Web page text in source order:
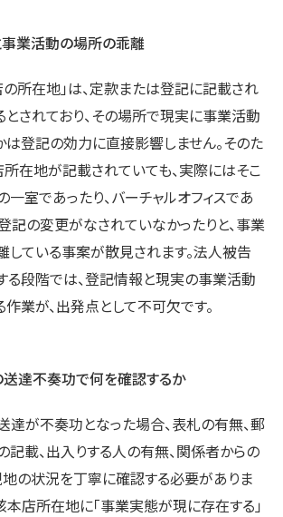
業活動の場所の乖離
所在地」は、定款または登記に記載され
されており、その場所で現実に事業活動
登記の効力に直接影響しません。そのた
在地が記載されていても、実際にはそこ
室であったり、バーチャルオフィスであ
記の変更がなされていなかったりと、事業
ている事案が散見されます。法人被告
る段階では、登記情報と現実の事業活動
業が、出発点として不可欠です。
達不奏功で何を確認するか
が不奏功となった場合、表札の有無、郵
載、出入りする人の有無、関係者からの
の状況を丁寧に確認する必要がありま
本店所在地に「事業実態が現に存在する」